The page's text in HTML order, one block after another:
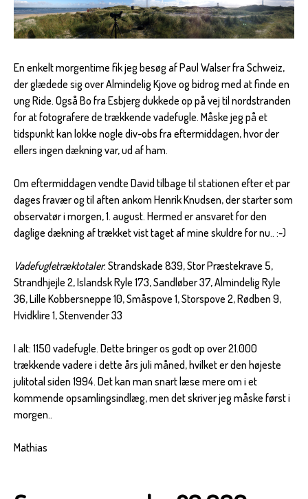
En enkelt morgentime fik jeg besøg af Paul Walser fra Schweiz,
der glædede sig over Almindelig Kjove og bidrog med at finde en
ung Ride. Også Bo fra Esbjerg dukkede op på vej til nordstranden
for at fotografere de trækkende vadefugle. Måske jeg på et
tidspunkt kan lokke nogle div-obs fra eftermiddagen, hvor der
ellers ingen dækning var, ud af ham.
Om eftermiddagen vendte David tilbage til stationen efter et par
dages fravær og til aften ankom Henrik Knudsen, der starter som
observatør i morgen, 1. august. Hermed er ansvaret for den
daglige dækning af trækket vist taget af mine skuldre for nu.. :-)
Vadefugletræktotaler: Strandskade 839, Stor Præstekrave 5,
Strandhjejle 2, Islandsk Ryle 173, Sandløber 37, Almindelig Ryle
36, Lille Kobbersneppe 10, Småspove 1, Storspove 2, Rødben 9,
Hvidklire 1, Stenvender 33
I alt: 1150 vadefugle. Dette bringer os godt op over 21.000
trækkende vadere i dette års juli måned, hvilket er den højeste
julitotal siden 1994. Det kan man snart læse mere om i et
kommende opsamlingsindlæg, men det skriver jeg måske først i
morgen..
Mathias